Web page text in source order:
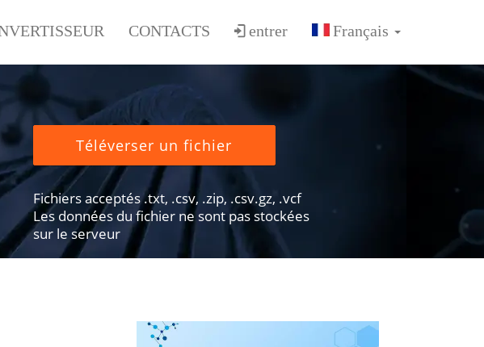
CONTACTS entrer
Téléverser un fichier
Fichiers acceptés .txt, .csv, .zip, .csv.gz, .vcf
Les données du fichier ne sont pas stockées
sur le serveur